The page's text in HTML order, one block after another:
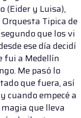
(Eider y Luisa),
Tipica de
que los vi
ese día decidí
fui a Medellín
Me pasó lo
que fuera, así
cuando empecé a
que lleva